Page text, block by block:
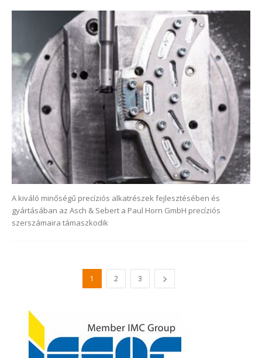
A kiváló minőségű precíziós alkatrészek fejlesztésében és
gyártásában az Asch & Sebert a Paul Horn GmbH precíziós
szerszámaira támaszkodik
1 2 3